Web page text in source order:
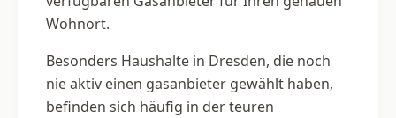
Wohnort.
Besonders Haushalte in Dresden, die noch
nie aktiv einen gasanbieter gewählt haben,
befinden sich häufig in der teuren